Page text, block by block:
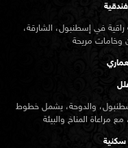
في إسطنبول، الشارقة،
والدوحة، يشمل خطوط
سكنية